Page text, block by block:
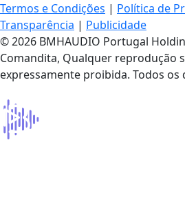
Termos e Condições | Política de
Transparência | Publicidade
© 2026 BMHAUDIO Portugal
Comandita, Qualquer reprodução
expressamente proibida. Todos